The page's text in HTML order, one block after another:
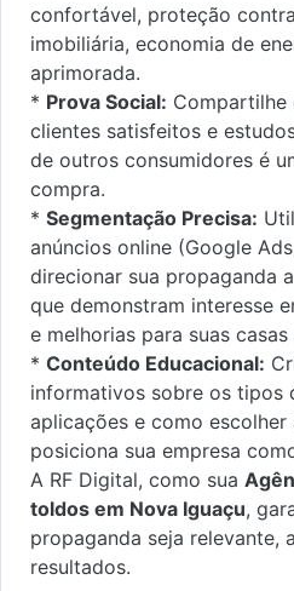
confortável, proteção
imobiliária, economia de
aprimorada.
* Prova Social: Compartilhe
clientes satisfeitos e
de outros consumidores é
compra.
* Segmentação Precisa:
anúncios online (Google
direcionar sua propaganda
que demonstram interesse
e melhorias para suas
* Conteúdo Educacional:
informativos sobre os tipos
aplicações e como escolher
posiciona sua empresa
A RF Digital, como sua
toldos em Nova Iguaçu,
propaganda seja relevante,
resultados.